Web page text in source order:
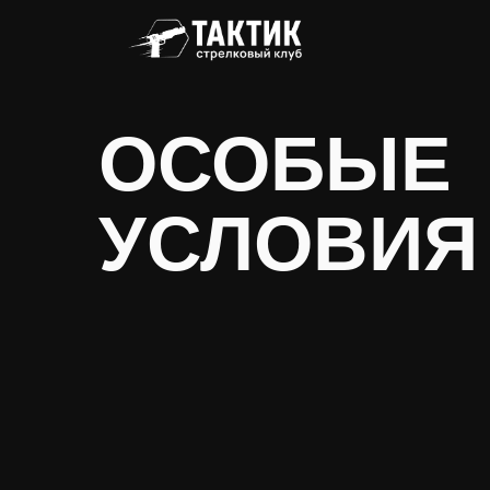
ОСОБЫЕ
УСЛОВИЯ